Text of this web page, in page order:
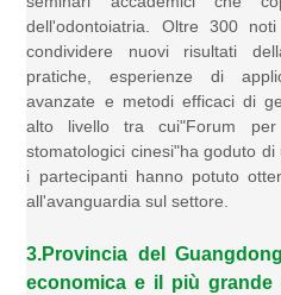
dell'odontoiatria. Oltre 300
condividere nuovi risultati
pratiche, esperienze di
avanzate e metodi efficaci di
alto livello tra cui"Forum
stomatologici cinesi"ha goduto
i partecipanti hanno potuto
all'avanguardia sul settore.
3.Provincia del
economica e il più grande